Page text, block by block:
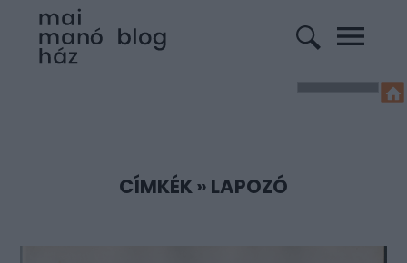
CÍMKÉK» LAPOZÓ